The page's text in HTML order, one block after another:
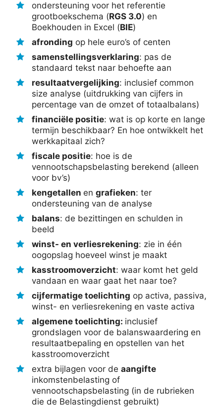
ondersteuning voor het referentie
grootboekschema (RGS 3.0) en
Boekhouden in Excel (BIE)
afronding op hele euro’s of centen
samenstellingsverklaring: pas de
standaard tekst naar behoefte aan
resultaatvergelijking: inclusief common
size analyse (uitdrukking van cijfers in
percentage van de omzet of totaalbalans)
financiële positie: wat is op korte en lange
termijn beschikbaar? En hoe ontwikkelt het
werkkapitaal zich?
fiscale positie: hoe is de
vennootschapsbelasting berekend (alleen
voor bv’s)
kengetallen en grafieken: ter
ondersteuning van de analyse
balans: de bezittingen en schulden in
beeld
winst- en verliesrekening: zie in één
oogopslag hoeveel winst je maakt
kasstroomoverzicht: waar komt het geld
vandaan en waar gaat het naar toe?
cijfermatige toelichting op activa, passiva,
winst- en verliesrekening en vaste activa
algemene toelichting: inclusief
grondslagen voor de balanswaardering en
resultaatbepaling en opstellen van het
kasstroomoverzicht
extra bijlagen voor de aangifte
inkomstenbelasting of
vennootschapsbelasting (in de rubrieken
die de Belastingdienst gebruikt)